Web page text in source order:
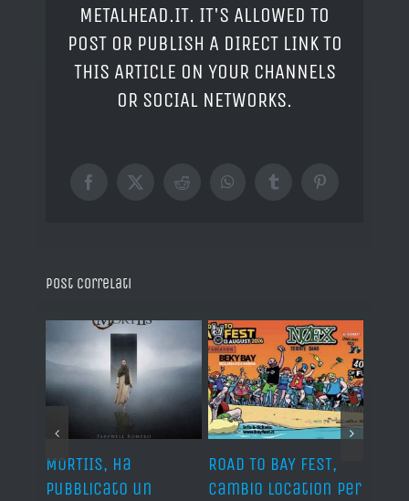
METALHEAD.IT. IT'S ALLOWED TO
POST OR PUBLISH A DIRECT LINK TO
THIS ARTICLE ON YOUR CHANNELS
OR SOCIAL NETWORKS.
Facebook
X RedditWhatsAppTumblrPinterest
Post correlati
MORTIIS, ha
pubblicato un
ROAD TO BAY FEST,
cambio location per